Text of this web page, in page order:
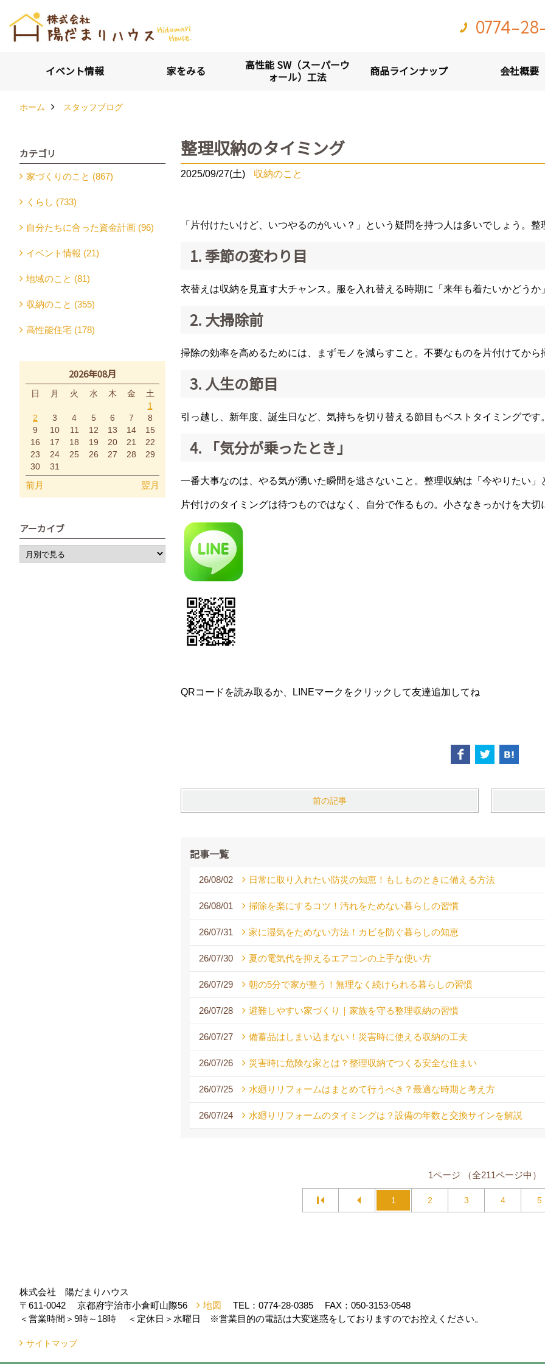
0774-
イベント情報 家をみる
高性能 SW（スーパーウ
ォール）工法
商品ラインナップ 会社概要
ホーム スタッフブログ
整理収納のタイミング
2025/09/27(土) 収納のこと
「片付けたいけど、いつやるのがいい？」という疑問を持つ人は多いでしょう。
1. 季節の変わり目
衣替えは収納を見直す大チャンス。服を入れ替える時期に「来年も着たいかどう
2. 大掃除前
掃除の効率を高めるためには、まずモノを減らすこと。不要なものを片付けてか
3. 人生の節目
引っ越し、新年度、誕生日など、気持ちを切り替える節目もベストタイミングで
4. 「気分が乗ったとき」
一番大事なのは、やる気が湧いた瞬間を逃さないこと。整理収納は「今やりたい
片付けのタイミングは待つものではなく、自分で作るもの。小さなきっかけを大切
QRコードを読み取るか、LINEマークをクリックして友達追加してね
前の記事
記事一覧
26/08/02 日常に取り入れたい防災の知恵！もしものときに備える方法
26/08/01 掃除を楽にするコツ！汚れをためない暮らしの習慣
26/07/31 家に湿気をためない方法！カビを防ぐ暮らしの知恵
26/07/30 夏の電気代を抑えるエアコンの上手な使い方
26/07/29 朝の5分で家が整う！無理なく続けられる暮らしの習慣
26/07/28 避難しやすい家づくり｜家族を守る整理収納の習慣
26/07/27 備蓄品はしまい込まない！災害時に使える収納の工夫
26/07/26 災害時に危険な家とは？整理収納でつくる安全な住まい
26/07/25 水廻りリフォームはまとめて行うべき？最適な時期と考え方
26/07/24 水廻りリフォームのタイミングは？設備の年数と交換サインを解説
1ページ （全211ページ中）
1 2 3 4 5
カテゴリ
家づくりのこと (867)
くらし (733)
自分たちに合った資金計画 (96)
イベント情報 (21)
地域のこと (81)
収納のこと (355)
高性能住宅 (178)
2026年08月
日 月 火 水 木 金
土
1
2
3 4 5 6 7
8
9
10 11 12 13 14
15
16
17 18 19 20 21
22
23
24 25 26 27 28
29
30
31
前月 翌月
アーカイブ
株式会社 陽だまりハウス
〒611-0042
京都府宇治市小倉町山際56 地図 TEL： 0774-28-0385
FAX：050-3153-0548
＜営業時間＞9時～18時
＜定休日＞水曜日 ※営業目的の電話は大変迷惑をしておりますのでお控えください。
サイトマップ